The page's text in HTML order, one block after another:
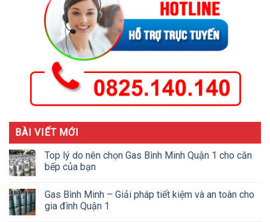
BÀI VIẾT MỚI
Top lý do nên chọn Gas Bình Minh Quận 1 cho căn
bếp của bạn
Gas Bình Minh – Giải pháp tiết kiệm và an toàn cho
gia đình Quận 1